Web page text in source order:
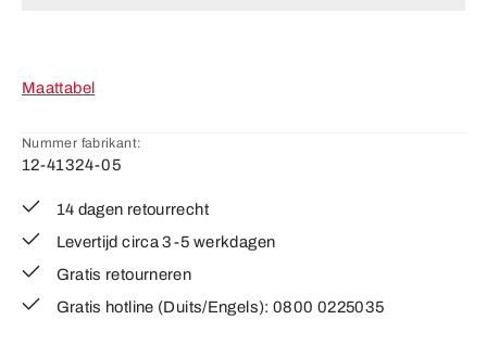
Maattabel
Nummer fabrikant:
12-41324-05
14 dagen retourrecht
Levertijd circa 3-5 werkdagen
Gratis retourneren
Gratis hotline (Duits/Engels): 0800 0225035